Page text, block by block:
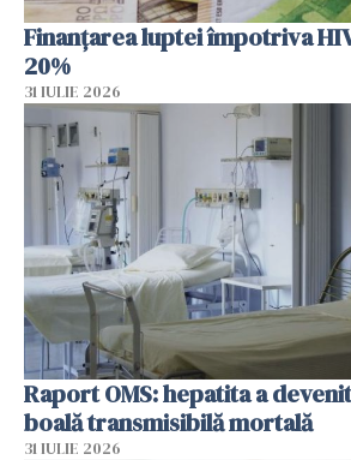
Finanțarea luptei împotriva
20%
31 IULIE 2026
Raport OMS: hepatita a
boală transmisibilă mortală
31 IULIE 2026